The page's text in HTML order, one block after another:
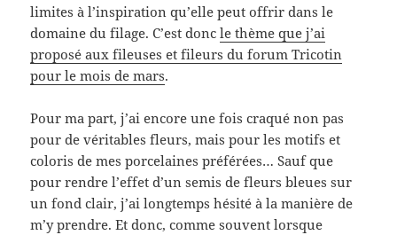
limites à l’inspiration qu’elle peut offrir dans le
domaine du filage. C’est doncle thème que j’ai
proposé aux fileuses et fileurs du forum Tricotin
pour le mois de mars.
Pour ma part, j’ai encore une fois craqué non pas
pour de véritables fleurs, mais pour les motifs et
coloris de mes porcelaines préférées… Sauf que
pour rendre l’effet d’un semis de fleurs bleues sur
un fond clair, j’ai longtemps hésité à la manière de
m’y prendre. Et donc, comme souvent lorsque